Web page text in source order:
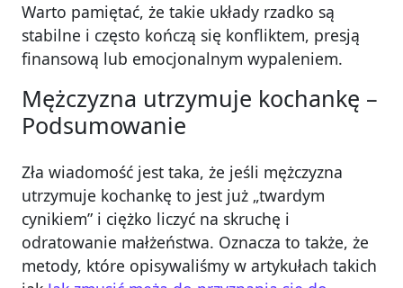
Warto pamiętać, że takie układy rzadko są
stabilne i często kończą się konfliktem, presją
finansową lub emocjonalnym wypaleniem.
Mężczyzna utrzymuje kochankę –
Podsumowanie
Zła wiadomość jest taka, że jeśli mężczyzna
utrzymuje kochankę to jest już „twardym
cynikiem” i ciężko liczyć na skruchę i
odratowanie małżeństwa. Oznacza to także, że
metody, które opisywaliśmy w artykułach takich